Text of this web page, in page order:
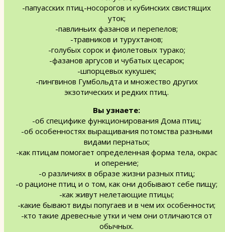
-папуасских птиц-носорогов и кубинских свистящих
уток;
-павлиньих фазанов и перепелов;
-травников и турухтанов;
-голубых сорок и фиолетовых турако;
-фазанов аргусов и чубатых цесарок;
-шпорцевых кукушек;
-пингвинов Гумбольдта и множество других
экзотических и редких птиц.
Вы узнаете:
-об специфике функционирования Дома птиц;
-об особенностях выращивания потомства разными
видами пернатых;
-как птицам помогает определенная форма тела, окрас
и оперение;
-о различиях в образе жизни разных птиц;
-о рационе птиц и о том, как они добывают себе пищу;
-как живут нелетающие птицы;
-какие бывают виды попугаев и в чем их особенности;
-кто такие древесные утки и чем они отличаются от
обычных.